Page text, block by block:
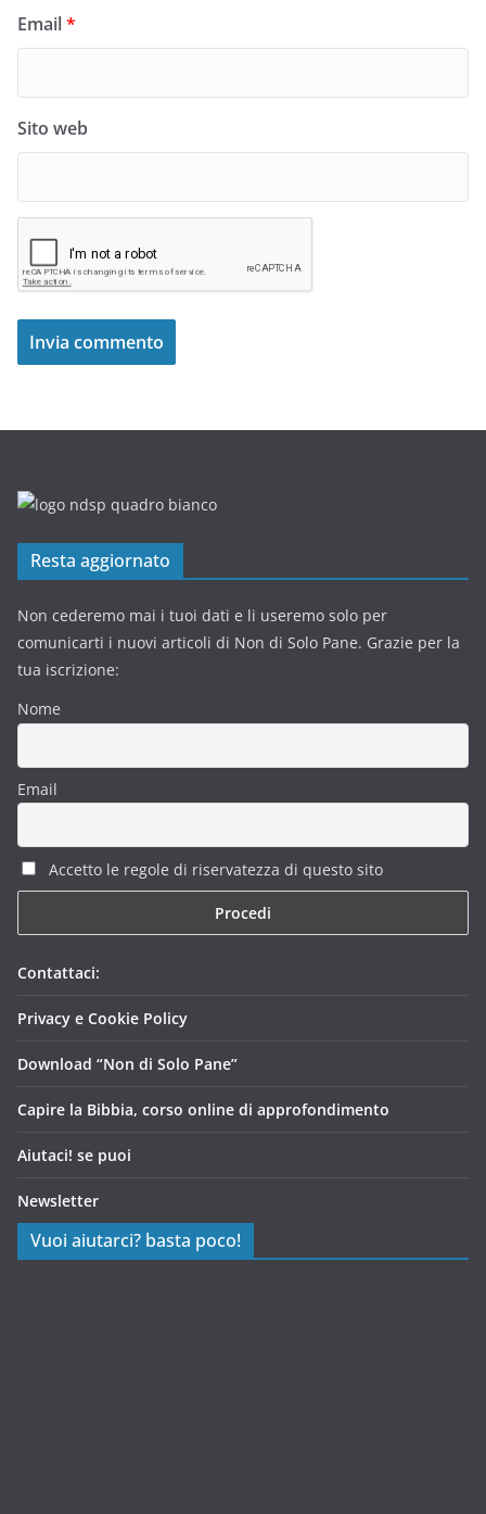
Email*
Sito web
Resta aggiornato
Non cederemo mai i tuoi dati e li useremo solo per
comunicarti i nuovi articoli di Non di Solo Pane. Grazie per la
tua iscrizione:
Nome
Email
Accetto le regole di riservatezza di questo sito
Contattaci:
Privacy e Cookie Policy
Download “Non di Solo Pane”
Capire la Bibbia, corso online di approfondimento
Aiutaci! se puoi
Newsletter
Vuoi aiutarci? basta poco!